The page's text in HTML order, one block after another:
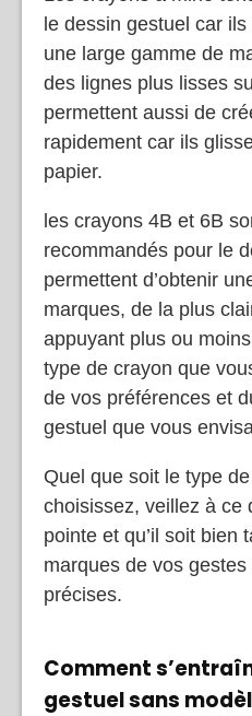
le dessin gestuel car
une large gamme de
des lignes plus lisses
permettent aussi de
rapidement car ils
papier.
les crayons 4B et 6B
recommandés pour le
permettent d’obtenir
marques, de la plus
appuyant plus ou
type de crayon que
de vos préférences et
gestuel que vous
Quel que soit le type
choisissez, veillez à ce
pointe et qu’il soit bien
marques de vos
précises.
Comment
gestuel sans